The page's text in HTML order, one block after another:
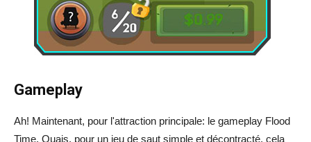
Gameplay
Ah! Maintenant, pour l'attraction principale: le gameplay Flood
Time. Ouais, pour un jeu de saut simple et décontracté, cela